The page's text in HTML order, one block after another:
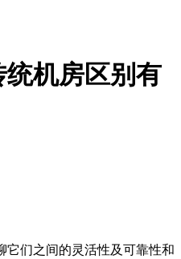
机房区别有
它们之间的灵活性及可靠性和